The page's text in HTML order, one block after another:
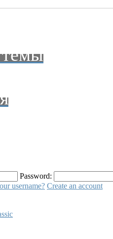
Password:
username? Create an account